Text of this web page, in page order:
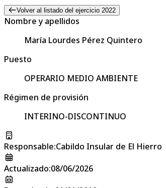
Volver al listado del ejercicio 2022
Nombre y apellidos
María Lourdes Pérez Quintero
Puesto
OPERARIO MEDIO AMBIENTE
Régimen de provisión
INTERINO-DISCONTINUO
Responsable:Cabildo Insular de El Hierro
Actualizado:08/06/2026